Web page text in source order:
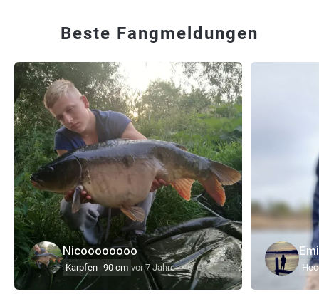
Beste Fangmeldungen
Nicoooooooo
Karpfen 90 cm vor 7 Jahre